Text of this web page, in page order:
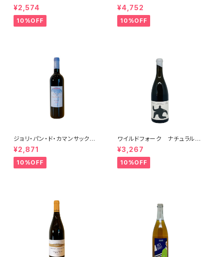
ドネ(午) 2025
¥2,574
10%OFF
ヨン・ブラン ペティアンナチュ
ール 2022
¥4,752
10%OFF
ジョリ・パン・ド・カマンサック 2
018
¥2,871
10%OFF
ワイルドフォーク ナチュラル
シャルドネ 2023
¥3,267
10%OFF